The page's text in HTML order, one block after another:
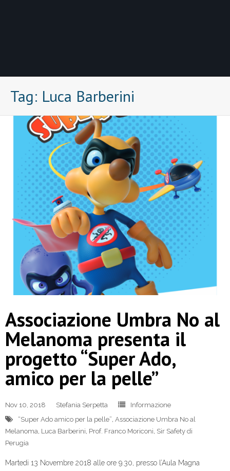
Tag: Luca Barberini
Associazione Umbra No al
Melanoma presenta il
progetto “Super Ado,
amico per la pelle”
Nov 10, 2018 Stefania Serpetta
Informazione
“Super Ado amico per la pelle”, Associazione Umbra No al
Melanoma, Luca Barberini, Prof. Franco Moriconi, Sir Safety di
Perugia
Martedi 13 Novembre 2018 alle ore 9.30, presso l’Aula Magna